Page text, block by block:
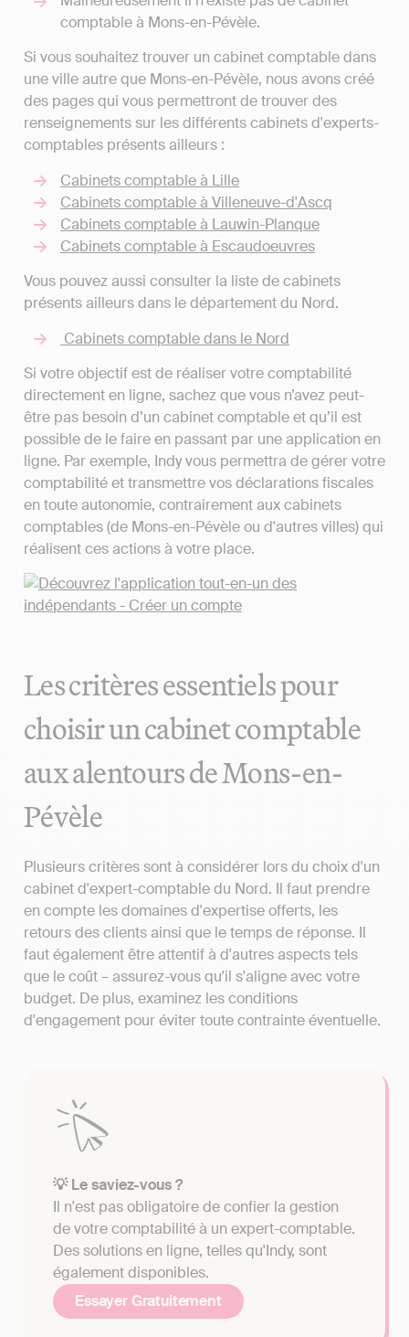
comptable à Mons-en-Pévèle.
Si vous souhaitez trouver un cabinet comptable dans
une ville autre que Mons-en-Pévèle, nous avons créé
des pages qui vous permettront de trouver des
renseignements sur les différents cabinets d'experts-
comptables présents ailleurs :
Cabinets comptable à Lille
Cabinets comptable à Villeneuve-d'Ascq
Cabinets comptable à Lauwin-Planque
Cabinets comptable à Escaudoeuvres
Vous pouvez aussi consulter la liste de cabinets
présents ailleurs dans le département du Nord.
Cabinets comptable dans le Nord
Si votre objectif est de réaliser votre comptabilité
directement en ligne, sachez que vous n’avez peut-
être pas besoin d’un cabinet comptable et qu’il est
possible de le faire en passant par une application en
ligne. Par exemple, Indy vous permettra de gérer votre
comptabilité et transmettre vos déclarations fiscales
en toute autonomie, contrairement aux cabinets
comptables (de Mons-en-Pévèle ou d'autres villes) qui
réalisent ces actions à votre place.
Les critères essentiels pour
choisir un cabinet comptable
aux alentours de Mons-en-
Pévèle
Plusieurs critères sont à considérer lors du choix d'un
cabinet d'expert-comptable du Nord. Il faut prendre
en compte les domaines d'expertise offerts, les
retours des clients ainsi que le temps de réponse. Il
faut également être attentif à d'autres aspects tels
que le coût – assurez-vous qu'il s'aligne avec votre
budget. De plus, examinez les conditions
d'engagement pour éviter toute contrainte éventuelle.
💡 Le saviez-vous ?
Il n'est pas obligatoire de confier la gestion
de votre comptabilité à un expert-comptable.
Des solutions en ligne, telles qu'Indy, sont
également disponibles.
Essayer Gratuitement